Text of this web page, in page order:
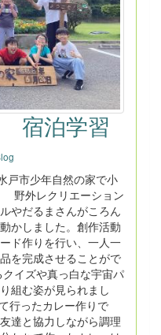
宿泊学習
戸市少年自然の家で小
野外レクリエーション
やだるまさんがころん
かしました。創作活動
ド作りを行い、一人一
を完成させることがで
イズや真っ白な宇宙パ
組む姿が見られまし
行ったカレー作りで
達と協力しながら調理